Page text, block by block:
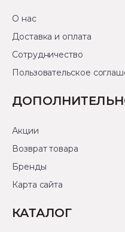
О нас
Доставка и оплата
Сотрудничество
Пользовательское
Акции
Возврат товара
Бренды
Карта сайта
КАТАЛОГ